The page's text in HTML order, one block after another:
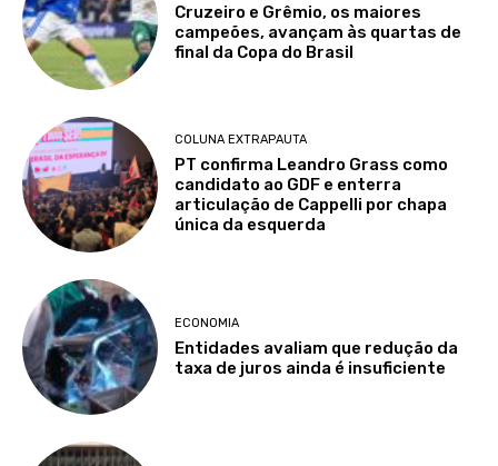
Cruzeiro e Grêmio, os maiores
campeões, avançam às quartas de
final da Copa do Brasil
COLUNA EXTRAPAUTA
PT confirma Leandro Grass como
candidato ao GDF e enterra
articulação de Cappelli por chapa
única da esquerda
ECONOMIA
Entidades avaliam que redução da
taxa de juros ainda é insuficiente